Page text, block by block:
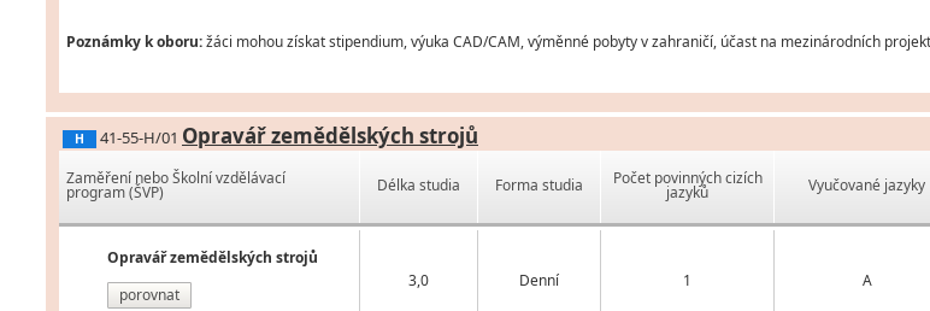
Poznámky k oboru:žáci mohou získat stipendium, výuka CAD/CAM, výměnné pobyty v zahraničí, účast na mezinárodních
H 41-55-H/01 Opravář zemědělských strojů
Zaměření nebo Školní vzdělávací
program (ŠVP)
Opravář zemědělských strojů
porovnat
Délka studia Forma studia Počet povinných cizích
jazyků Vyučované jazyky
3,0 Denní 1 A